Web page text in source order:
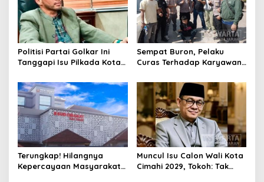
Politisi Partai Golkar Ini
Tanggapi Isu Pilkada Kota
Sempat Buron, Pelaku
Curas Terhadap Karyawan
Ditangkap Polisi
Terungkap! Hilangnya
Kepercayaan Masyarakat
Muncul Isu Calon Wali Kota
Cimahi 2029, Tokoh: Tak